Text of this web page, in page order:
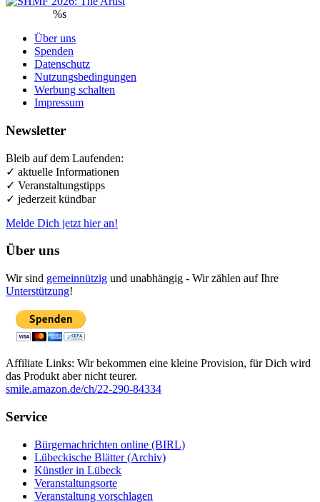
%s
Über uns
Spenden
Datenschutz
Nutzungsbedingungen
Werbung schalten
Impressum
Newsletter
Bleib auf dem Laufenden:
✓ aktuelle Informationen
✓ Veranstaltungstipps
✓ jederzeit kündbar
Melde Dich jetzt hier an!
Über uns
Wir sind gemeinnützig und unabhängig - Wir zählen auf Ihre
Unterstützung!
Affiliate Links: Wir bekommen eine kleine Provision, für Dich wird
das Produkt aber nicht teurer.
smile.amazon.de/ch/22-290-84334
Service
Bürgernachrichten online (BIRL)
Lübeckische Blätter (Archiv)
Künstler in Lübeck
Veranstaltungsorte
Veranstaltung vorschlagen